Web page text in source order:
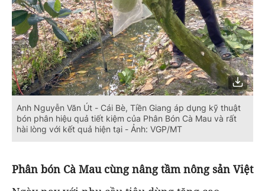
Anh Nguyễn Văn Út - Cái Bè, Tiền Giang áp dụng kỹ thuật
bón phân hiệu quả tiết kiệm của Phân Bón Cà Mau và rất
hài lòng với kết quả hiện tại - Ảnh: VGP/MT
Phân bón Cà Mau cùng nâng tầm nông sản Việt